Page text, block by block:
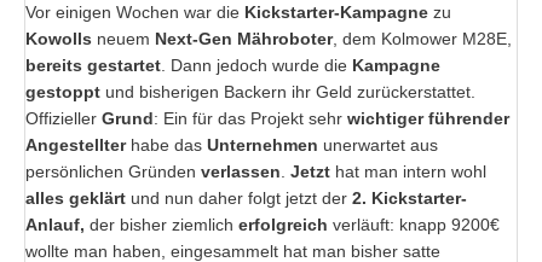
Vor einigen Wochen war die Kickstarter-Kampagne zu
Kowolls neuem Next-Gen Mähroboter, dem Kolmower M28E,
bereits gestartet . Dann jedoch wurde die Kampagne
gestoppt und bisherigen Backern ihr Geld zurückerstattet.
Offizieller Grund: Ein für das Projekt sehr wichtiger führender
Angestellterhabe das Unternehmen unerwartet aus
persönlichen Gründen verlassen Jetzt hat man intern wohl
alles geklärt und nun daher folgt jetzt der 2. Kickstarter-
Anlauf, der bisher ziemlich erfolgreich verläuft: knapp 9200€
wollte man haben, eingesammelt hat man bisher satte